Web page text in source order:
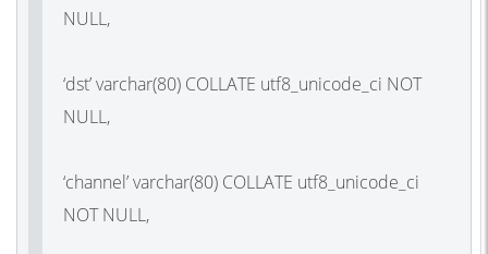
NULL,
‘dst’ varchar(80) COLLATE utf8_unicode_ci NOT
NULL,
‘channel’ varchar(80) COLLATE utf8_unicode_ci
NOT NULL,